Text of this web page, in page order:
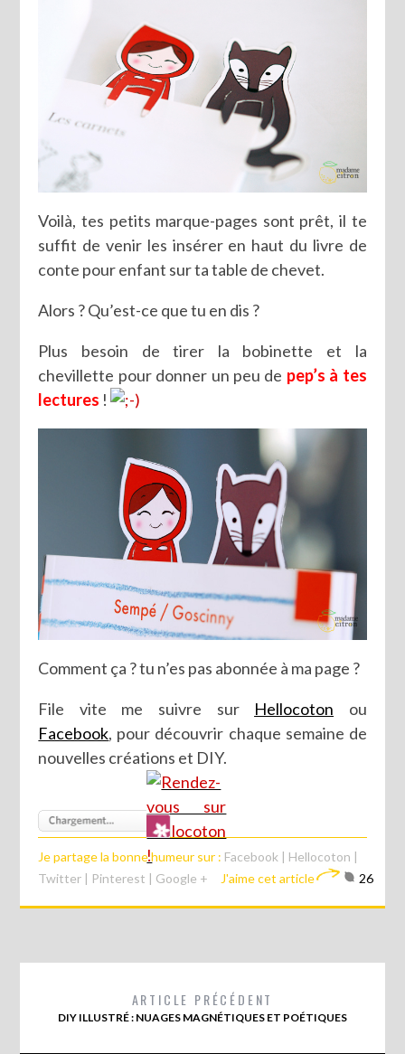
Voilà, tes petits marque-pages sont prêt, il te
suffit de venir les insérer en haut du livre de
conte pour enfant sur ta table de chevet.
Alors ? Qu’est-ce que tu en dis ?
Plus besoin de tirer la bobinette et la
chevillette pour donner un peu de pep’s à tes
lectures !
Comment ça ? tu n’es pas abonnée à ma page ?
File vite me suivre sur Hellocoton ou
Facebook, pour découvrir chaque semaine de
nouvelles créations et DIY.
Je partage la bonne humeur sur : Facebook | Hellocoton |
Twitter | Pinterest | Google + J'aime cet article 26
ARTICLE PRÉCÉDENT
DIY ILLUSTRÉ : NUAGES MAGNÉTIQUES ET POÉTIQUES